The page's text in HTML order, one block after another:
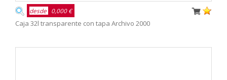
desde 0,000 €
Caja 32l transparente con tapa Archivo 2000